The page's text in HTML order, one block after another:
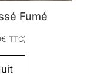
Fumé
€ TTC)